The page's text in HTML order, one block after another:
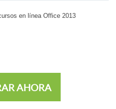
en línea Office 2013
AHORA